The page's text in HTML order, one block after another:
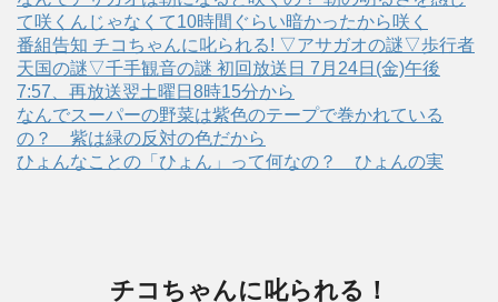
て咲くんじゃなくて10時間ぐらい暗かったから咲く
番組告知 チコちゃんに叱られる! ▽アサガオの謎▽歩行者
天国の謎▽千手観音の謎 初回放送日 7月24日(金)午後
7:57、再放送翌土曜日8時15分から
なんでスーパーの野菜は紫色のテープで巻かれている
の？ 紫は緑の反対の色だから
ひょんなことの「ひょん」って何なの？ ひょんの実
チコちゃんに叱られる！